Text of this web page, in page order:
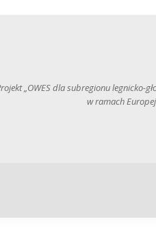
„OWES dla subregionu legnicko-
w ramach